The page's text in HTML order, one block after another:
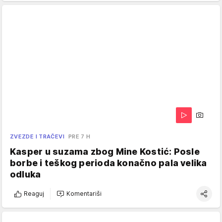
ZVEZDE I TRAČEVI PRE 7 H
Kasper u suzama zbog Mine Kostić: Posle
borbe i teškog perioda konačno pala velika
odluka
Reaguj Komentariši